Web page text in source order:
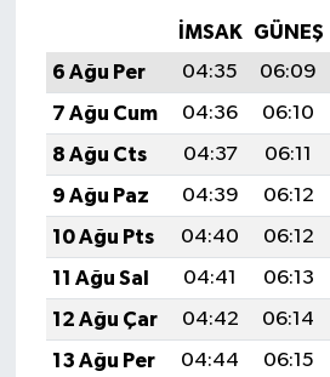
İMSAK GÜNEŞ
6 Ağu Per
04:35 06:09
7 Ağu Cum
04:36 06:10
8 Ağu Cts
04:37 06:11
9 Ağu Paz
04:39 06:12
10 Ağu Pts
04:40 06:12
11 Ağu Sal
04:41 06:13
12 Ağu Çar
04:42 06:14
13 Ağu Per
04:44 06:15